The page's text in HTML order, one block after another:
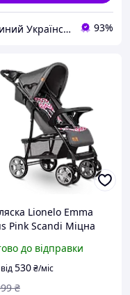
Єдиний Український 93%
Lionelo Emma
Pink Scandi Міцна
коляска з
кошиком
до відправки
від530₴/міс
₴